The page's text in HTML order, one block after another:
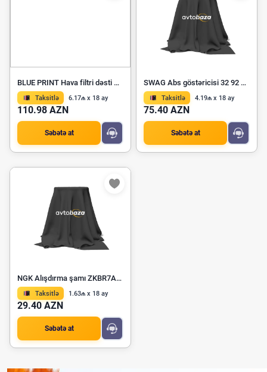
BLUE PRINT Hava filtri dəsti ADU172246
Taksitlə 6.17₼ x 18 ay
110.98 AZN
Səbətə at
SWAG Abs göstəricisi 32 92 3810
Taksitlə 4.19₼ x 18 ay
75.40 AZN
Səbətə at
NGK Alışdırma şamı ZKBR7A-HTU
Taksitlə 1.63₼ x 18 ay
29.40 AZN
Səbətə at